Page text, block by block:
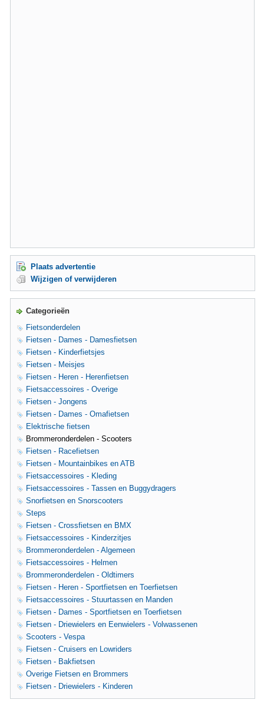
Plaats advertentie
Wijzigen of verwijderen
Categorieën
Fietsonderdelen
Fietsen - Dames - Damesfietsen
Fietsen - Kinderfietsjes
Fietsen - Meisjes
Fietsen - Heren - Herenfietsen
Fietsaccessoires - Overige
Fietsen - Jongens
Fietsen - Dames - Omafietsen
Elektrische fietsen
Brommeronderdelen - Scooters
Fietsen - Racefietsen
Fietsen - Mountainbikes en ATB
Fietsaccessoires - Kleding
Fietsaccessoires - Tassen en Buggydragers
Snorfietsen en Snorscooters
Steps
Fietsen - Crossfietsen en BMX
Fietsaccessoires - Kinderzitjes
Brommeronderdelen - Algemeen
Fietsaccessoires - Helmen
Brommeronderdelen - Oldtimers
Fietsen - Heren - Sportfietsen en Toerfietsen
Fietsaccessoires - Stuurtassen en Manden
Fietsen - Dames - Sportfietsen en Toerfietsen
Fietsen - Driewielers en Eenwielers - Volwassenen
Scooters - Vespa
Fietsen - Cruisers en Lowriders
Fietsen - Bakfietsen
Overige Fietsen en Brommers
Fietsen - Driewielers - Kinderen